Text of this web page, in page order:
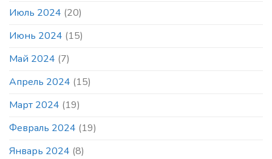
Июль 2024 (20)
Июнь 2024 (15)
Май 2024 (7)
Апрель 2024 (15)
Март 2024 (19)
Февраль 2024 (19)
Январь 2024 (8)